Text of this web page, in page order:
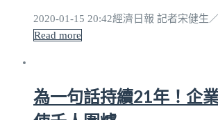
2020-01-15 20:42經濟日報 記者宋健生
Read more
為一句話持續21年！企